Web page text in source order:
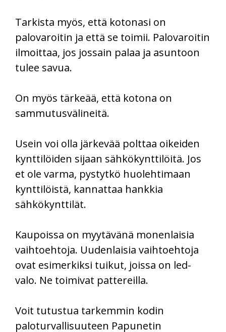
Tarkista myös, että kotonasi on
palovaroitin ja että se toimii. Palovaroitin
ilmoittaa, jos jossain palaa ja asuntoon
tulee savua.
On myös tärkeää, että kotona on
sammutusvälineitä.
Usein voi olla järkevää polttaa oikeiden
kynttilöiden sijaan sähkökynttilöitä. Jos
et ole varma, pystytkö huolehtimaan
kynttilöistä, kannattaa hankkia
sähkökynttilät.
Kaupoissa on myytävänä monenlaisia
vaihtoehtoja. Uudenlaisia vaihtoehtoja
ovat esimerkiksi tuikut, joissa on led-
valo. Ne toimivat pattereilla.
Voit tutustua tarkemmin kodin
paloturvallisuuteen Papunetin